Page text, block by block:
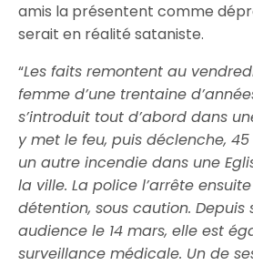
amis la présentent comme
serait en réalité sataniste.
“Les faits remontent au vendredi
femme d’une trentaine
s’introduit tout d’abord dans
y met le feu, puis déclenche,
un autre incendie dans une
la ville. La police l’arrête
détention, sous caution. Depuis
audience le 14 mars, elle est
surveillance médicale. Un de